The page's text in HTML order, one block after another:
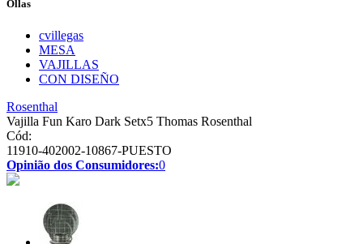
Ollas
cvillegas
MESA
VAJILLAS
CON DISEÑO
Rosenthal
Vajilla Fun Karo Dark Setx5 Thomas Rosenthal
Cód:
11910-402002-10867-PUESTO
Opinião dos Consumidores:0